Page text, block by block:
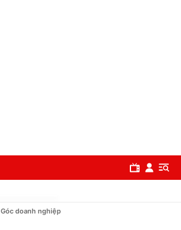
Góc doanh nghiệp